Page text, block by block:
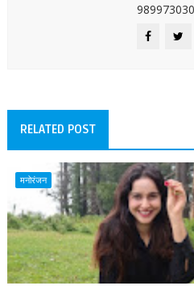
RELATED POST
मनोरंजन